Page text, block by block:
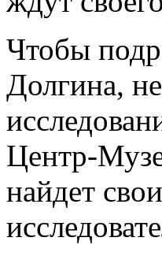
Чтобы
Долгина,
Центр-
найдет